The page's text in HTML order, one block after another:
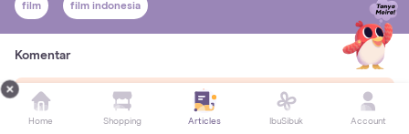
film film indonesia
Komentar
Belum ada komentar. Yuk, bagikan pendapatmu
Home Shopping Articles IbuSibuk Account